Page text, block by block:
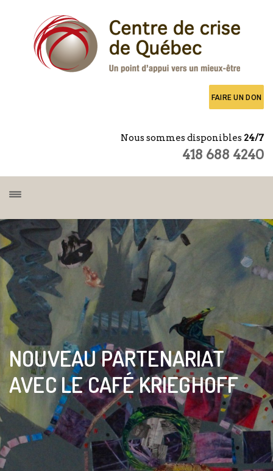
FAIRE UN DON
Nous sommes disponibles 24/7
418 688 4240
NOUVEAU PARTENARIAT
AVEC LE CAFÉ KRIEGHOFF